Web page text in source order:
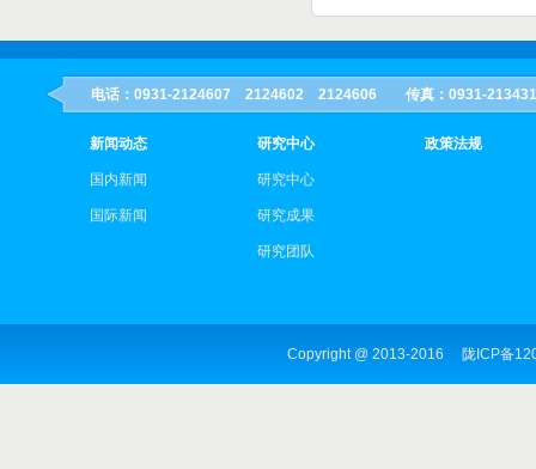
电话：0931-2124607 2124602 2124606 传真：0931-
新闻动态
国内新闻
国际新闻
研究中心
研究中心
研究成果
研究团队
政策法规
Copyright @ 2013-2016 陇ICP备